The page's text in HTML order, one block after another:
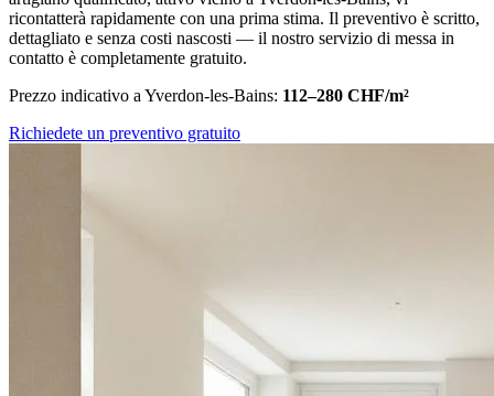
ricontatterà rapidamente con una prima stima. Il preventivo è scritto,
dettagliato e senza costi nascosti — il nostro servizio di messa in
contatto è completamente gratuito.
Prezzo indicativo a Yverdon-les-Bains: 112–280 CHF/m²
Richiedete un preventivo gratuito